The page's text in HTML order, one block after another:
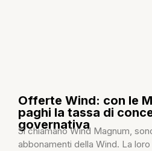
Offerte Wind: con le
paghi la tassa di
governativa
Si chiamano Wind Magnum,
abbonamenti della Wind. La